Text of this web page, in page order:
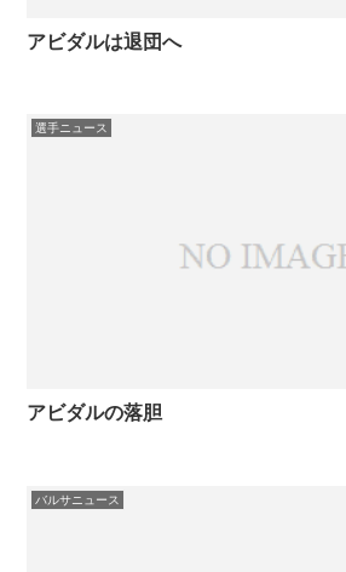
アビダルは退団へ
選手ニュース
アビダルの落胆
バルサニュース